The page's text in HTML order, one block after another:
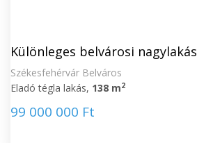
Különleges belvárosi nagylakás
Székesfehérvár Belváros
Eladó tégla lakás, 138 m2
99 000 000 Ft